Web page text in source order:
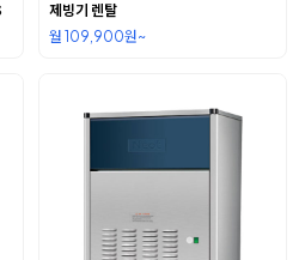
제빙기 렌탈
월 109,900원~